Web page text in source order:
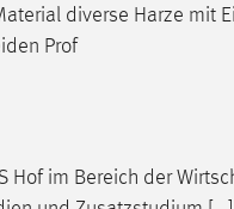
diverse Harze mit
Prof
Hof im Bereich der